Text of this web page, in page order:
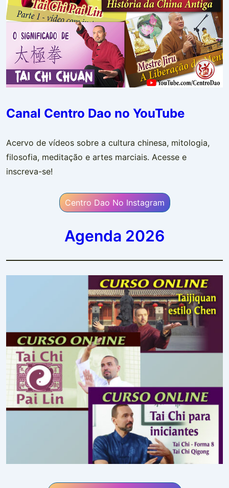
Canal Centro Dao no YouTube
Acervo de vídeos sobre a cultura chinesa, mitologia,
filosofia, meditação e artes marciais. Acesse e
inscreva-se!
Centro Dao No Instagram
Agenda 2026